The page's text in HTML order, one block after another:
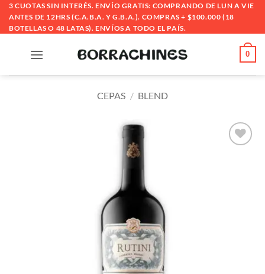
Saltar
contenido
3 CUOTAS SIN INTERÉS. ENVÍO GRATIS: COMPRANDO DE LUN A VIE
ANTES DE 12HRS (C.A.B.A. Y G.B.A.). COMPRAS + $100.000 (18
BOTELLAS O 48 LATAS). ENVÍOS A TODO EL PAÍS.
0
CEPAS / BLEND